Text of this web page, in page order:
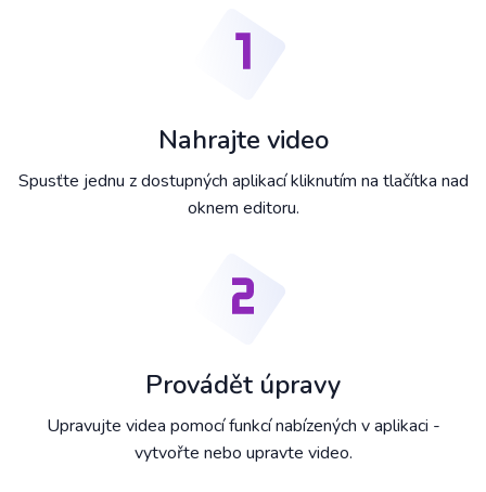
Nahrajte video
Spusťte jednu z dostupných aplikací kliknutím na tlačítka nad
oknem editoru.
Provádět úpravy
Upravujte videa pomocí funkcí nabízených v aplikaci -
vytvořte nebo upravte video.